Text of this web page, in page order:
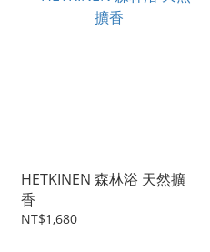
HETKINEN 森林浴 天然擴
香
NT$1,680